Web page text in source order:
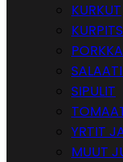
KURKUT
SIPULIT
YRTIT
MUUT